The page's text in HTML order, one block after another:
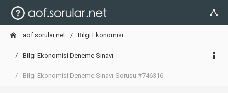
aof.sorular.net Bilgi Ekonomisi
Bilgi Ekonomisi Deneme Sınavı
Bilgi Ekonomisi Deneme Sınavı Sorusu #746316